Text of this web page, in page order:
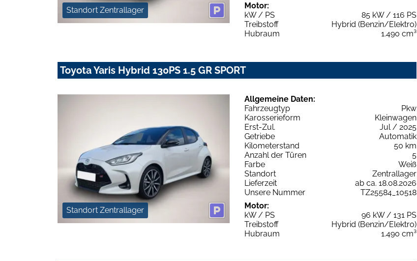
Standort Zentrallager
Motor:
kW / PS
85 kW / 116 PS
Treibstoff
Hybrid (Benzin/Elektro)
Hubraum
1.490 cm³
Toyota Yaris Hybrid 130PS 1.5 GR SPORT
Standort Zentrallager
Allgemeine Daten:
Fahrzeugtyp
Pkw
Karosserieform
Kleinwagen
Erst-Zul.
Jul / 2025
Getriebe
Automatik
Kilometerstand
50 km
Anzahl der Türen
5
Farbe
Weiß
Standort
Zentrallager
Lieferzeit
ab ca. 18.08.2026
Unsere Nummer
TZ25584_10518
Motor:
kW / PS
96 kW / 131 PS
Treibstoff
Hybrid (Benzin/Elektro)
Hubraum
1.490 cm³